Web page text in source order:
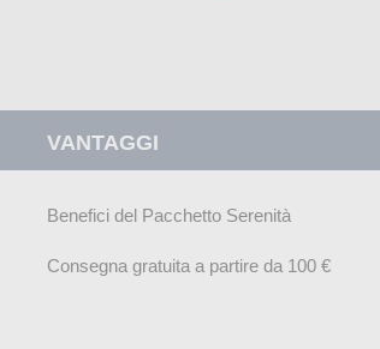
VANTAGGI
Benefici del Pacchetto Serenità
Consegna gratuita a partire da 100 €